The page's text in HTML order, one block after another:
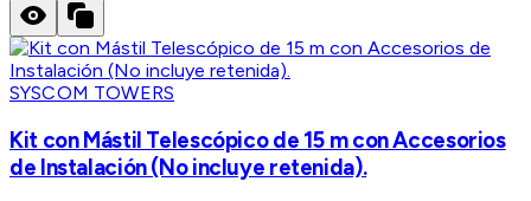
SYSCOM TOWERS
Kit con Mástil Telescópico de 15 m con Accesorios
de Instalación (No incluye retenida).